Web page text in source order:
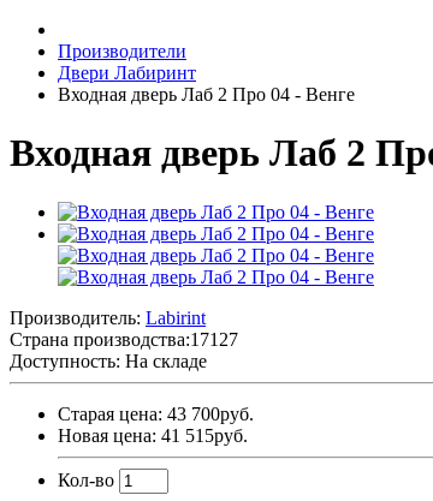
Производители
Двери Лабиринт
Входная дверь Лаб 2 Про 04 - Венге
Входная дверь Лаб 2
Производитель: Labirint
Страна производства:17127
Доступность: На складе
Старая цена: 43 700руб.
Новая цена: 41 515руб.
Кол-во